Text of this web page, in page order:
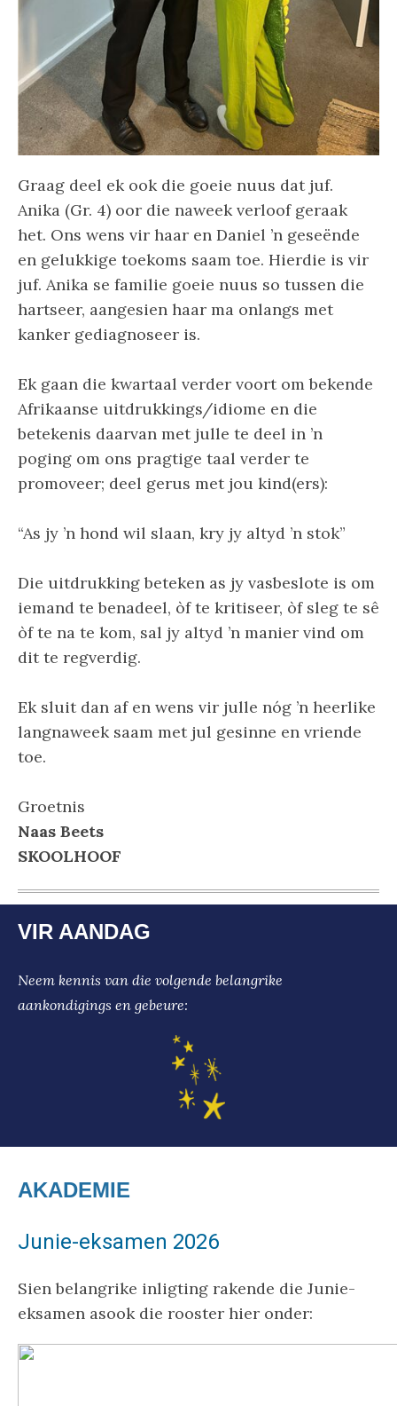
Graag deel ek ook die goeie nuus dat juf.
Anika (Gr. 4) oor die naweek verloof geraak
het. Ons wens vir haar en Daniel ’n geseënde
en gelukkige toekoms saam toe. Hierdie is vir
juf. Anika se familie goeie nuus so tussen die
hartseer, aangesien haar ma onlangs met
kanker gediagnoseer is.
Ek gaan die kwartaal verder voort om bekende
Afrikaanse uitdrukkings/idiome en die
betekenis daarvan met julle te deel in ’n
poging om ons pragtige taal verder te
promoveer; deel gerus met jou kind(ers):
“As jy ’n hond wil slaan, kry jy altyd ’n stok”
Die uitdrukking beteken as jy vasbeslote is om
iemand te benadeel, òf te kritiseer, òf sleg te sê
òf te na te kom, sal jy altyd ’n manier vind om
dit te regverdig.
Ek sluit dan af en wens vir julle nóg ’n heerlike
langnaweek saam met jul gesinne en vriende
toe.
Groetnis
Naas Beets
SKOOLHOOF
VIR AANDAG
Neem kennis van die volgende belangrike
aankondigings en gebeure:
AKADEMIE
Junie-eksamen 2026
Sien belangrike inligting rakende die Junie-
eksamen asook die rooster hier onder: